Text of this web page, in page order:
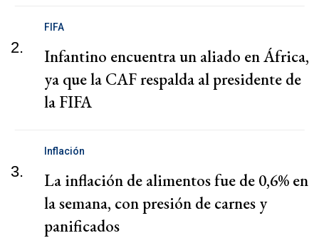
2.
FIFA
Infantino encuentra un aliado en África,
ya que la CAF respalda al presidente de
la FIFA
3.
Inflación
La inflación de alimentos fue de 0,6% en
la semana, con presión de carnes y
panificados